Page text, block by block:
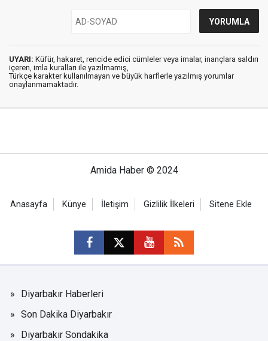
UYARI: Küfür, hakaret, rencide edici cümleler veya imalar, inançlara saldırı
içeren, imla kuralları ile yazılmamış,
Türkçe karakter kullanılmayan ve büyük harflerle yazılmış yorumlar
onaylanmamaktadır.
Amida Haber © 2024
Anasayfa Künye İletişim Gizlilik İlkeleri Sitene Ekle
Diyarbakır Haberleri
Son Dakika Diyarbakır
Diyarbakır Sondakika